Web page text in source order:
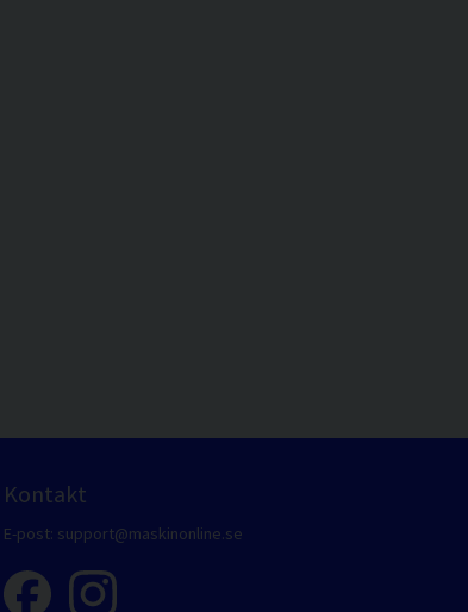
Kontakt
E-post: support@maskinonline.se